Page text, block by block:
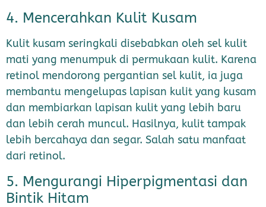
4. Mencerahkan Kulit Kusam
Kulit kusam seringkali disebabkan oleh sel kulit
mati yang menumpuk di permukaan kulit. Karena
retinol mendorong pergantian sel kulit, ia juga
membantu mengelupas lapisan kulit yang kusam
dan membiarkan lapisan kulit yang lebih baru
dan lebih cerah muncul. Hasilnya, kulit tampak
lebih bercahaya dan segar. Salah satu manfaat
dari retinol.
5. Mengurangi Hiperpigmentasi dan
Bintik Hitam